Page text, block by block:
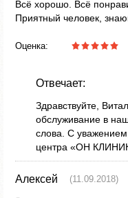
Всё хорошо. Всё
Приятный человек,
Оценка:
Отвечает:
Здравствуйте,
обслуживание в
слова. С
центра «ОН
Алексей (11.09.2018)